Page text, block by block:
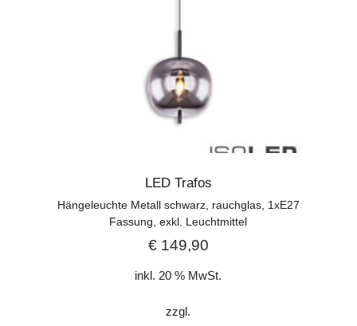
LED Trafos
Hängeleuchte Metall schwarz, rauchglas, 1xE27
Fassung, exkl. Leuchtmittel
€149,90
inkl. 20 % MwSt.
zzgl.